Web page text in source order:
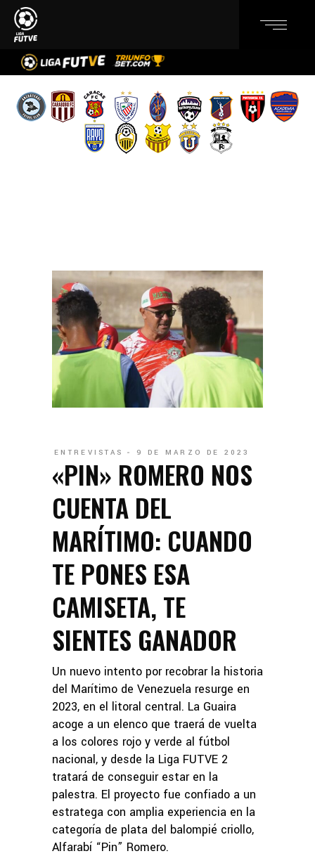
ENTREVISTAS 9 DE MARZO DE 2023
«PIN» ROMERO NOS
CUENTA DEL
MARÍTIMO: CUANDO
TE PONES ESA
CAMISETA, TE
SIENTES GANADOR
Un nuevo intento por recobrar la historia
del Marítimo de Venezuela resurge en
2023, en el litoral central. La Guaira
acoge a un elenco que traerá de vuelta
a los colores rojo y verde al fútbol
nacional, y desde la Liga FUTVE 2
tratará de conseguir estar en la
palestra. El proyecto fue confiado a un
estratega con amplia experiencia en la
categoría de plata del balompié criollo,
Alfarabí “Pin” Romero.